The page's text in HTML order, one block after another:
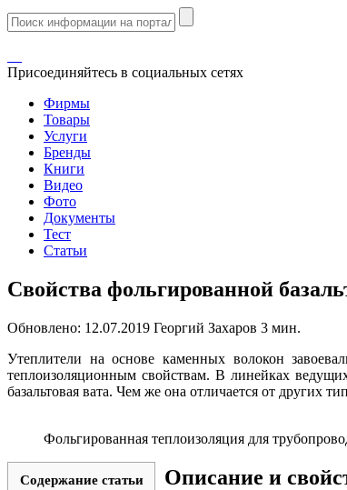
Присоединяйтесь в социальных сетях
Фирмы
Товары
Услуги
Бренды
Книги
Видео
Фото
Документы
Тест
Статьи
Свойства фольгированной
Обновлено: 12.07.2019 Георгий Захаров 3 мин.
Утеплители на основе каменных волокон
теплоизоляционным свойствам. В линейках
базальтовая вата. Чем же она отличается от других
Фольгированная теплоизоляция для
Содержание статьи Описание и